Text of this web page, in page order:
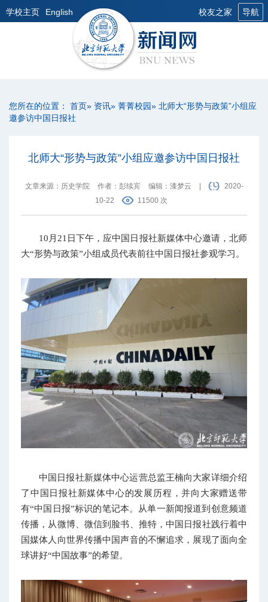
学校主页 English 校友之家 导航
您所在的位置： 首页» 资讯» 菁菁校园» 北师大“形势与政策”小组应
邀参访中国日报社
北师大“形势与政策”小组应邀参访中国日报社
文章来源：历史学院 作者：彭续宾 编辑：漆梦云
2020-
10-22
11500 次
10月21日下午，应中国日报社新媒体中心邀请，北师
大“形势与政策”小组成员代表前往中国日报社参观学习。
中国日报社新媒体中心运营总监王楠向大家详细介绍
了中国日报社新媒体中心的发展历程，并向大家赠送带
有“中国日报”标识的笔记本。从单一新闻报道到创意频道
传播，从微博、微信到脸书、推特，中国日报社践行着中
国媒体人向世界传播中国声音的不懈追求，展现了面向全
球讲好“中国故事”的希望。